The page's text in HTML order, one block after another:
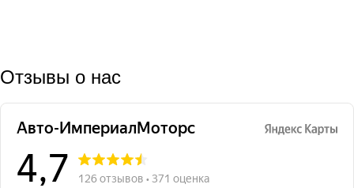
Отзывы о нас